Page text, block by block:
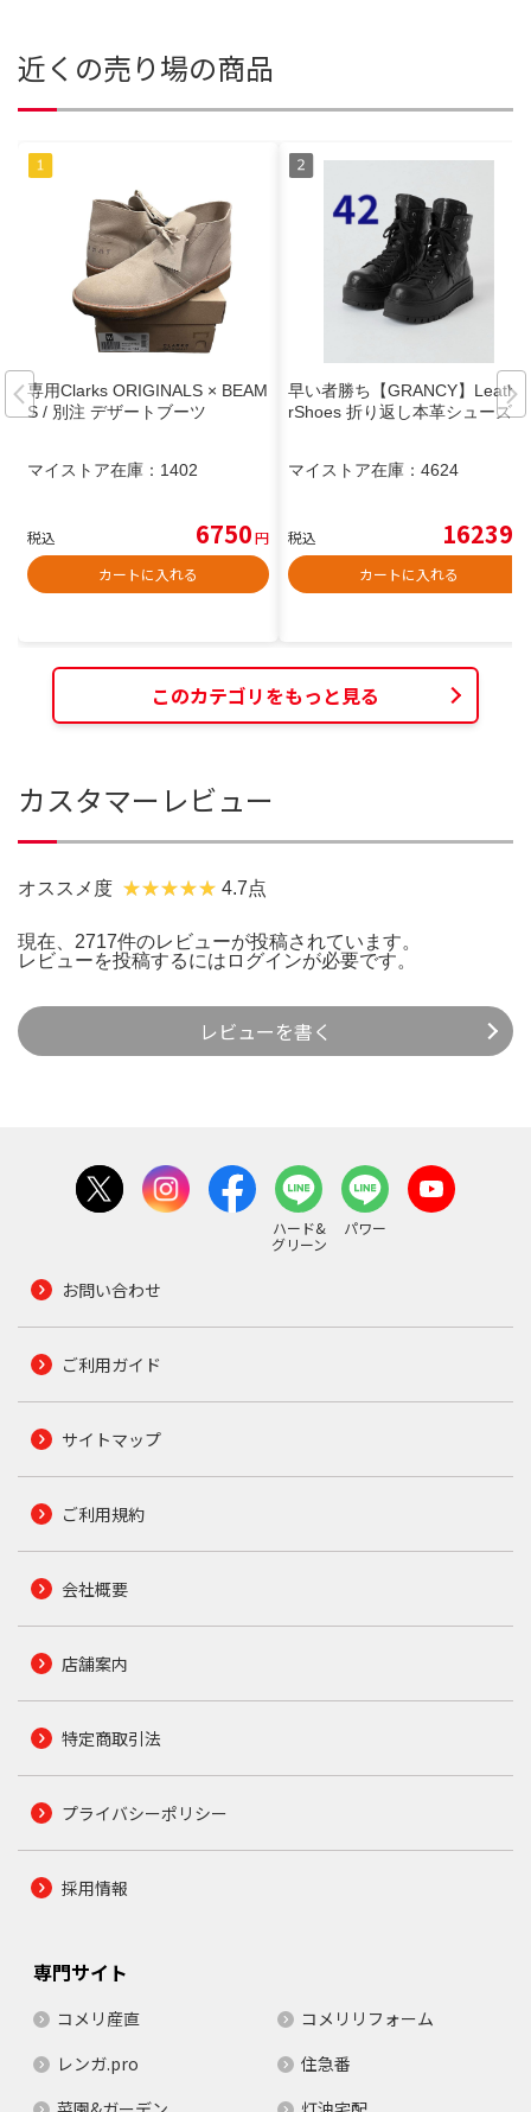
近くの売り場の商品
専用Clarks ORIGINALS × BEAM
S / 別注 デザートブーツ
マイストア在庫： 1402
税込 6750円
カートに入れる
早い者勝ち【GRANCY】Leathe
rShoes 折り返し本革シューズ
マイストア在庫： 4624
税込 16239
カートに入れる
このカテゴリをもっと見る
カスタマーレビュー
オススメ度 4.7点
現在、2717件のレビューが投稿されています。
レビューを投稿するには ログインが必要です。
レビューを書く
ハード&
グリーン
パワー
お問い合わせ
ご利用ガイド
サイトマップ
ご利用規約
会社概要
店舗案内
特定商取引法
プライバシーポリシー
採用情報
専門サイト
コメリ産直
コメリリフォーム
レンガ.pro
住急番